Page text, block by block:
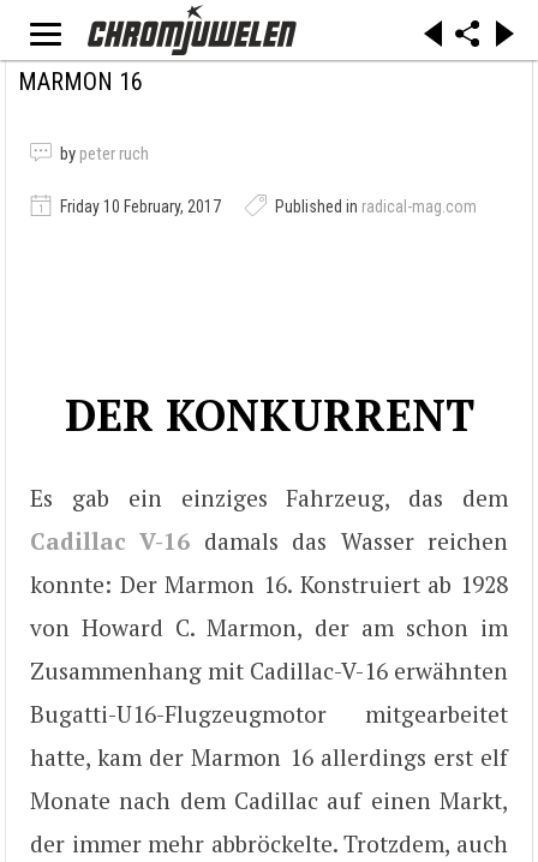
MARMON 16
by peter ruch
Friday 10 February, 2017 Published in radical-mag.com
DER KONKURRENT
Es gab ein einziges Fahrzeug, das dem
Cadillac V-16 damals das Wasser reichen
konnte: Der Marmon 16. Konstruiert ab 1928
von Howard C. Marmon, der am schon im
Zusammenhang mit Cadillac-V-16 erwähnten
Bugatti-U16-Flugzeugmotor mitgearbeitet
hatte, kam der Marmon 16 allerdings erst elf
Monate nach dem Cadillac auf einen Markt,
der immer mehr abbröckelte. Trotzdem, auch